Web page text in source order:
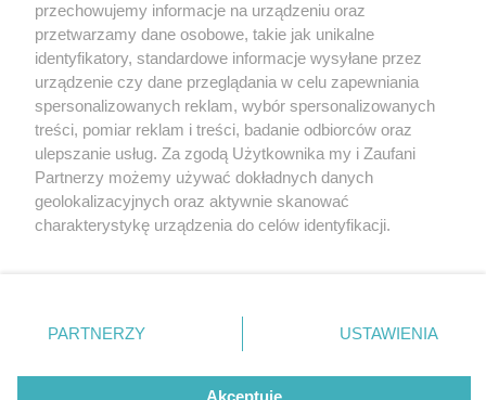
6 / 11
Nowa Fala na wizualizacjach
Nowa Fala na wizualizacjach
Nie zapomnij
zapoznać się z:
polityką prywatności regulamin korzystania z portali
Twojemiasto
Piekary Śląskie
Chorzów
Tarnowskie Góry
Gliwice
Skontakuj sięz nami
Kontakt
Wydawca
Redakcja
przechowujemy informacje na urządzeniu oraz
przetwarzamy dane osobowe, takie jak unikalne
identyfikatory, standardowe informacje wysyłane przez
urządzenie czy dane przeglądania w celu zapewniania
spersonalizowanych reklam, wybór spersonalizowanych
treści, pomiar reklam i treści, badanie odbiorców oraz
ulepszanie usług. Za zgodą Użytkownika my i Zaufani
Partnerzy możemy używać dokładnych danych
geolokalizacyjnych oraz aktywnie skanować
charakterystykę urządzenia do celów identyfikacji.
zmienić/wycofać klikając przycisk ustawień prywatności
znajdujący się w lewym dolnym rogu strony
rodzaje przetwarzania danych nie wymagają zgody
użytkownika, ale masz prawo sprzeciwić się takiemu
PARTNERZY USTAWIENIA
Akceptuję